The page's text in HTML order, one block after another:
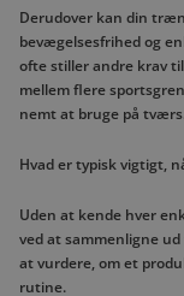
Derudover kan din
bevægelsesfrihed og
ofte stiller andre krav
mellem flere
nemt at bruge på
Hvad er typisk vigtigt,
Uden at kende hver
ved at sammenligne
at vurdere, om et
rutine.